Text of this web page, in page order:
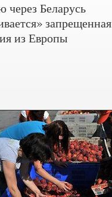
через Беларусь
запрещенная
из Европы